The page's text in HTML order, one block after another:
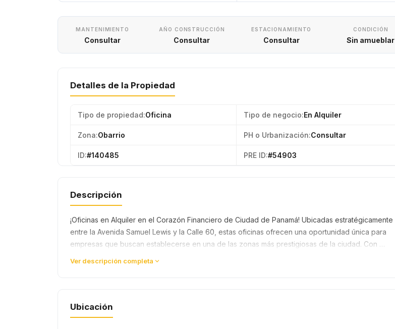
MANTENIMIENTO
Consultar
AÑO CONSTRUCCIÓN
Consultar
ESTACIONAMIENTO
Consultar
CONDICIÓN
Sin amueblar
Detalles de la Propiedad
Tipo de propiedad:Oficina Tipo de negocio:En Alquiler
Zona:Obarrio PH o Urbanización:Consultar
ID:#140485 PRE ID:#54903
Descripción
¡Oficinas en Alquiler en el Corazón Financiero de Ciudad de Panamá! Ubicadas estratégicamente
entre la Avenida Samuel Lewis y la Calle 60, estas oficinas ofrecen una oportunidad única para
empresas que buscan establecerse en una de las zonas más prestigiosas de la ciudad. Con …
Ver descripción completa
Ubicación